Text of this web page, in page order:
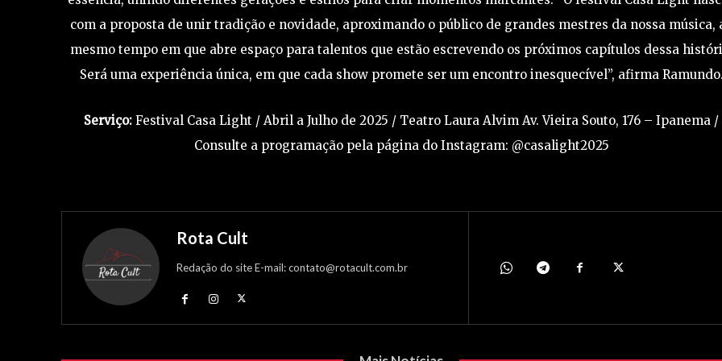
com a proposta de unir tradição e novidade, aproximando o público de grandes mestres da nossa música,
mesmo tempo em que abre espaço para talentos que estão escrevendo os próximos capítulos dessa
Será uma experiência única, em que cada show promete ser um encontro inesquecível”, afirma Ramundo.
Serviço: Festival Casa Light / Abril a Julho de 2025 / Teatro Laura Alvim Av. Vieira Souto, 176 – Ipanema /
Consulte a programação pela página do Instagram: @casalight2025
Rota Cult
Redação do site E-mail: contato@rotacult.com.br